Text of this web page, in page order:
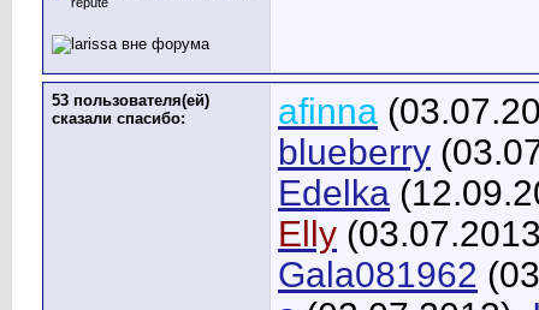
53 пользователя(ей)
сказали cпасибо:
afinna
blueberry
Edelka
Elly
Gala081962